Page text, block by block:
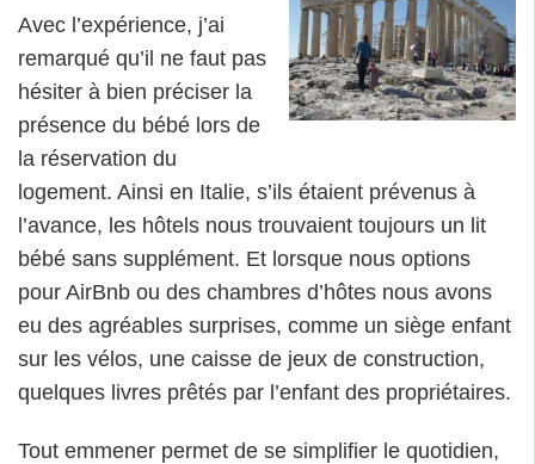
Avec l’expérience, j’ai
remarqué qu’il ne faut pas
hésiter à bien préciser la
présence du bébé lors de
la réservation du
logement. Ainsi en Italie, s’ils étaient prévenus à
l’avance, les hôtels nous trouvaient toujours un lit
bébé sans supplément. Et lorsque nous options
pour AirBnb ou des chambres d’hôtes nous avons
eu des agréables surprises, comme un siège enfant
sur les vélos, une caisse de jeux de construction,
quelques livres prêtés par l’enfant des propriétaires.
Tout emmener permet de se simplifier le quotidien,